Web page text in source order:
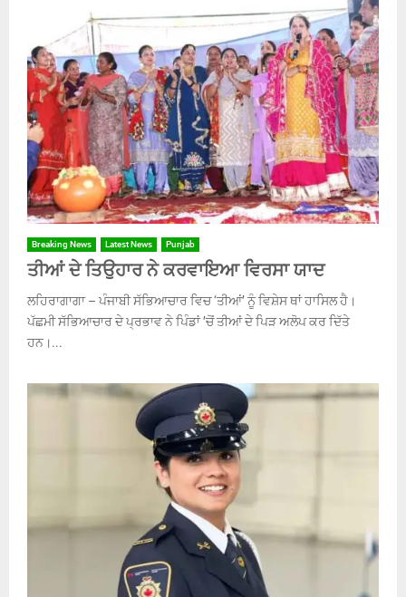
Breaking News Latest News Punjab
ਤੀਆਂ ਦੇ ਤਿਉਹਾਰ ਨੇ ਕਰਵਾਇਆ ਵਿਰਸਾ ਯਾਦ
ਲਹਿਰਾਗਾਗਾ – ਪੰਜਾਬੀ ਸੱਭਿਆਚਾਰ ਵਿਚ ‘ਤੀਆਂ’ ਨੂੰ ਵਿਸ਼ੇਸ ਥਾਂ ਹਾਸਿਲ ਹੈ।
ਪੱਛਮੀ ਸੱਭਿਆਚਾਰ ਦੇ ਪ੍ਰਭਾਵ ਨੇ ਪਿੰਡਾਂ ’ਚੋਂ ਤੀਆਂ ਦੇ ਪਿੜ ਅਲੋਪ ਕਰ ਦਿੱਤੇ
ਹਨ।...